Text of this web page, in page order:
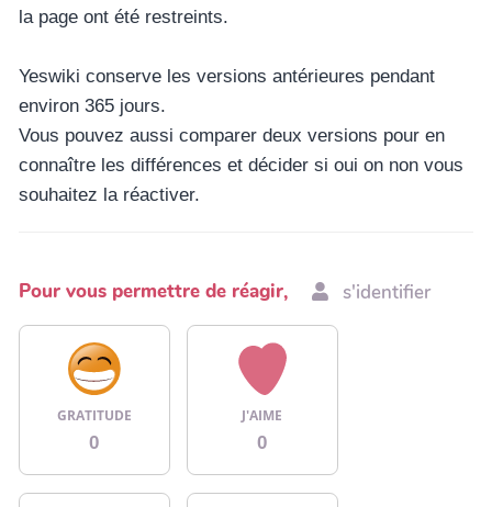
la page ont été restreints.
Yeswiki conserve les versions antérieures pendant
environ 365 jours.
Vous pouvez aussi comparer deux versions pour en
connaître les différences et décider si oui on non vous
souhaitez la réactiver.
Pour vous permettre de réagir, s'identifier
GRATITUDE
0
J'AIME
0